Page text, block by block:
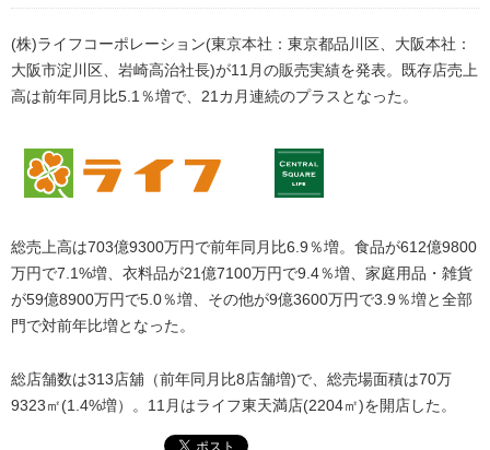
(株)ライフコーポレーション(東京本社：東京都品川区、大阪本社：
大阪市淀川区、岩崎高治社長)が11月の販売実績を発表。既存店売上
高は前年同月比5.1％増で、21カ月連続のプラスとなった。
総売上高は703億9300万円で前年同月比6.9％増。食品が612億9800
万円で7.1%増、衣料品が21億7100万円で9.4％増、家庭用品・雑貨
が59億8900万円で5.0％増、その他が9億3600万円で3.9％増と全部
門で対前年比増となった。
総店舗数は313店舖（前年同月比8店舗増)で、総売場面積は70万
9323㎡(1.4%増）。11月はライフ東天満店(2204㎡)を開店した。